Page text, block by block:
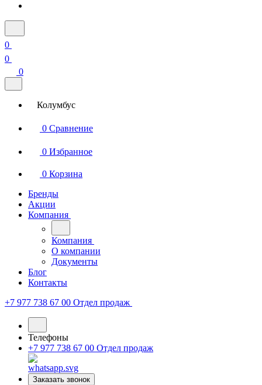
0
0
0
Колумбус
0 Сравнение
0 Избранное
0 Корзина
Бренды
Акции
Компания
Компания
О компании
Документы
Блог
Контакты
+7 977 738 67 00 Отдел продаж
Телефоны
+7 977 738 67 00 Отдел продаж
Заказать звонок